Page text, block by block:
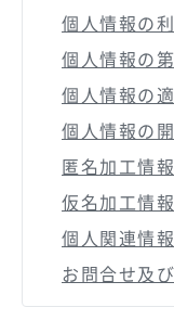
個人情報の
個人情報の
個人情報の
個人情報の
匿名加工情
仮名加工情
個人関連情
お問合せ及